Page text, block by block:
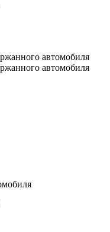
автомобиля
автомобиля